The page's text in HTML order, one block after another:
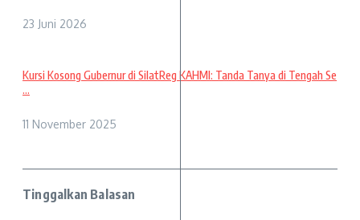
23 Juni 2026
Kursi Kosong Gubernur di SilatReg KAHMI: Tanda Tanya di Tengah Se
...
11 November 2025
Tinggalkan Balasan